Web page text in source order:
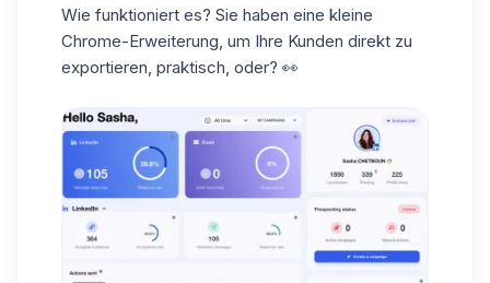
Wie funktioniert es? Sie haben eine kleine
Chrome-Erweiterung, um Ihre Kunden direkt zu
exportieren, praktisch, oder? 👀